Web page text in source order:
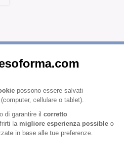
newsletter
all'iscrizione alla newsletter